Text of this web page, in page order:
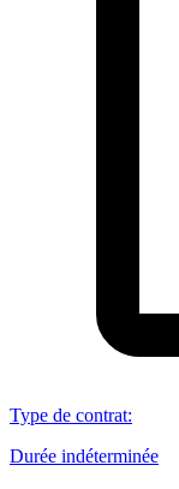
Type de contrat:
Durée indéterminée